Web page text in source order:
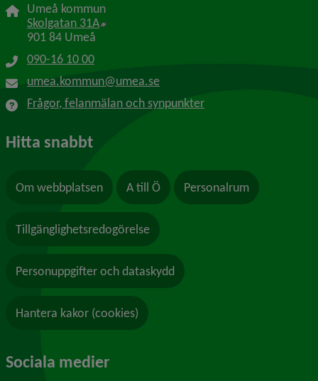
Umeå kommun
Skolgatan 31A Länk till annan webbplats, öppnas i nytt
901 84 Umeå
090-16 10 00
umea.kommun@umea.se
Frågor, felanmälan och synpunkter
Hitta snabbt
Om webbplatsen A till Ö Personalrum
Tillgänglighetsredogörelse
Personuppgifter och dataskydd
Hantera kakor (cookies)
Sociala medier